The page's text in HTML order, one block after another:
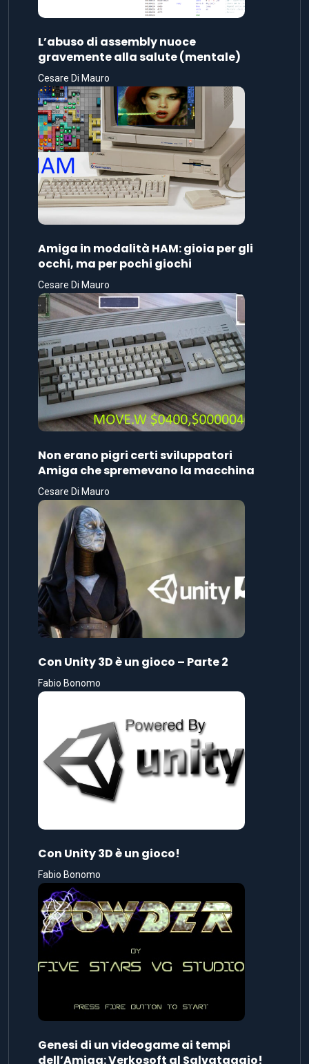
L’abuso di assembly nuoce
gravemente alla salute (mentale)
Cesare Di Mauro
Amiga in modalità HAM: gioia per gli
occhi, ma per pochi giochi
Cesare Di Mauro
Non erano pigri certi sviluppatori
Amiga che spremevano la macchina
Cesare Di Mauro
Con Unity 3D è un gioco – Parte 2
Fabio Bonomo
Con Unity 3D è un gioco!
Fabio Bonomo
Genesi di un videogame ai tempi
dell’Amiga: Verkosoft al Salvataggio!